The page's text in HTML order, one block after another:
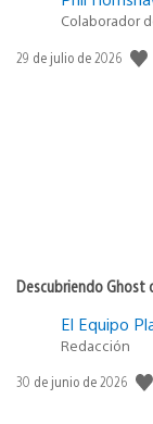
Colaborador
Fecha
29 de julio de 2026
Descubriendo Ghost
El Equipo
Redacción
Fecha
30 de junio de 2026